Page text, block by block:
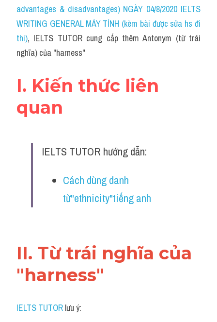
Idiom
Grammar
Collocation
Cách dùng từ
Phân biệt từ
Writing
advantages & disadvantages) NGÀY 04/8/2020 IELTS
WRITING GENERAL MÁY TÍNH (kèm bài được sửa hs đi
thi), IELTS TUTOR cung cấp thêm Antonym (từ trái
nghĩa) của "harness"
I. Kiến thức liên
quan
IELTS TUTOR hướng dẫn:
Cách dùng danh
từ"ethnicity"tiếng anh
II. Từ trái nghĩa của
"harness"
IELTS TUTOR lưu ý: